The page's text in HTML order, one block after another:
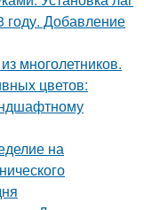
году. Добавление
многолетников.
цветов:
на